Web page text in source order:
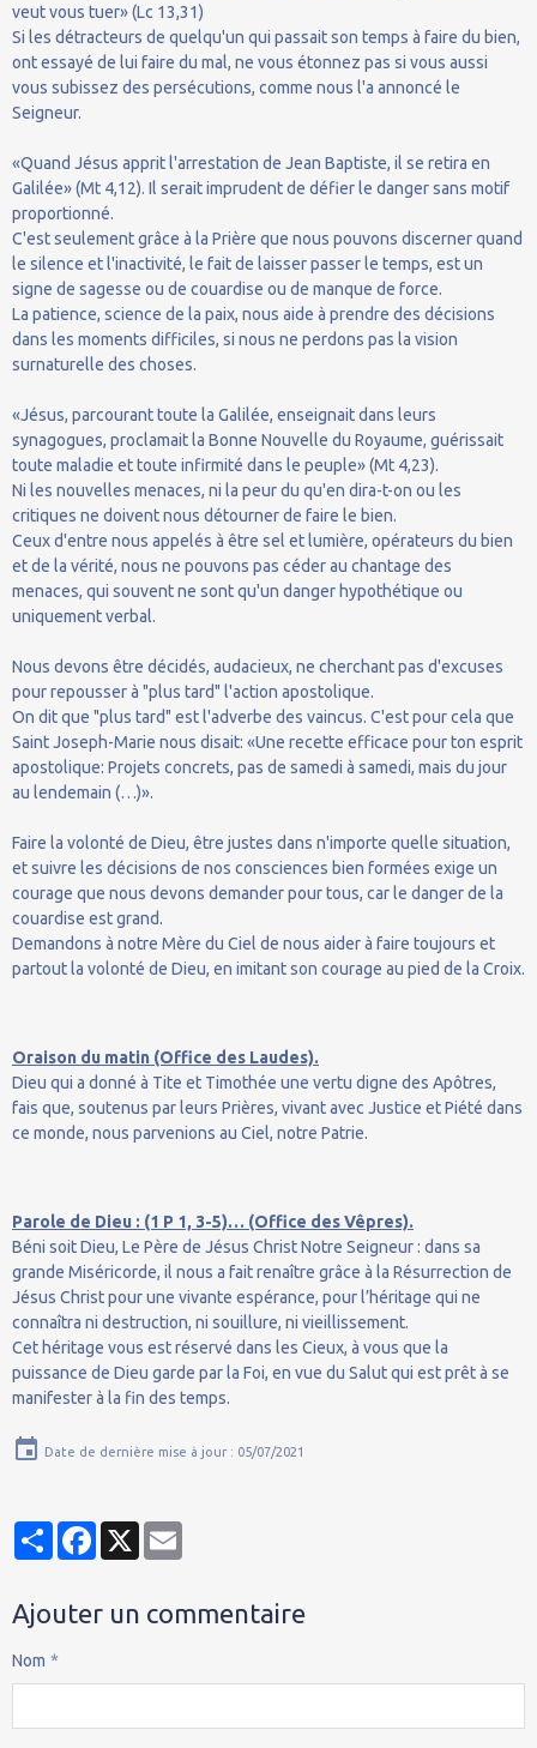
veut vous tuer» (Lc 13,31)
Si les détracteurs de quelqu'un qui passait son temps à faire du bien,
ont essayé de lui faire du mal, ne vous étonnez pas si vous aussi
vous subissez des persécutions, comme nous l'a annoncé le
Seigneur.
«Quand Jésus apprit l'arrestation de Jean Baptiste, il se retira en
Galilée» (Mt 4,12). Il serait imprudent de défier le danger sans motif
proportionné.
C'est seulement grâce à la Prière que nous pouvons discerner quand
le silence et l'inactivité, le fait de laisser passer le temps, est un
signe de sagesse ou de couardise ou de manque de force.
La patience, science de la paix, nous aide à prendre des décisions
dans les moments difficiles, si nous ne perdons pas la vision
surnaturelle des choses.
«Jésus, parcourant toute la Galilée, enseignait dans leurs
synagogues, proclamait la Bonne Nouvelle du Royaume, guérissait
toute maladie et toute infirmité dans le peuple» (Mt 4,23).
Ni les nouvelles menaces, ni la peur du qu'en dira-t-on ou les
critiques ne doivent nous détourner de faire le bien.
Ceux d'entre nous appelés à être sel et lumière, opérateurs du bien
et de la vérité, nous ne pouvons pas céder au chantage des
menaces, qui souvent ne sont qu'un danger hypothétique ou
uniquement verbal.
Nous devons être décidés, audacieux, ne cherchant pas d'excuses
pour repousser à "plus tard" l'action apostolique.
On dit que "plus tard" est l'adverbe des vaincus. C'est pour cela que
Saint Joseph-Marie nous disait: «Une recette efficace pour ton esprit
apostolique: Projets concrets, pas de samedi à samedi, mais du jour
au lendemain (…)».
Faire la volonté de Dieu, être justes dans n'importe quelle situation,
et suivre les décisions de nos consciences bien formées exige un
courage que nous devons demander pour tous, car le danger de la
couardise est grand.
Demandons à notre Mère du Ciel de nous aider à faire toujours et
partout la volonté de Dieu, en imitant son courage au pied de la Croix.
Oraison du matin (Office des Laudes).
Dieu qui a donné à Tite et Timothée une vertu digne des Apôtres,
fais que, soutenus par leurs Prières, vivant avec Justice et Piété dans
ce monde, nous parvenions au Ciel, notre Patrie.
Parole de Dieu : (1 P 1, 3-5)… (Office des Vêpres).
Béni soit Dieu, Le Père de Jésus Christ Notre Seigneur : dans sa
grande Miséricorde, il nous a fait renaître grâce à la Résurrection de
Jésus Christ pour une vivante espérance, pour l’héritage qui ne
connaîtra ni destruction, ni souillure, ni vieillissement.
Cet héritage vous est réservé dans les Cieux, à vous que la
puissance de Dieu garde par la Foi, en vue du Salut qui est prêt à se
manifester à la fin des temps.
Date de dernière mise à jour : 05/07/2021
PartagerFacebook
X
Ajouter un commentaire
Nom